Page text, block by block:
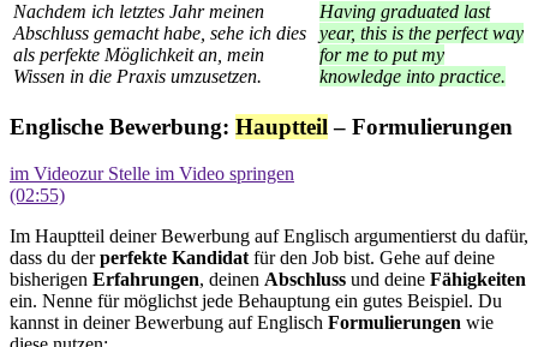
Nachdem ich letztes Jahr meinen
Abschluss gemacht habe, sehe ich dies
als perfekte Möglichkeit an, mein
Wissen in die Praxis umzusetzen.
Having graduated last
year, this is the perfect way
for me to put my
knowledge into practice.
Englische Bewerbung: Hauptteil – Formulierungen
im Videozur Stelle im Video springen
(02:55)
Im Hauptteil deiner Bewerbung auf Englisch argumentierst du dafür,
dass du derperfekte Kandidat für den Job bist. Gehe auf deine
bisherigen Erfahrungen, deinen Abschluss und deine Fähigkeiten
ein. Nenne für möglichst jede Behauptung ein gutes Beispiel. Du
kannst in deiner Bewerbung auf Englisch Formulierungen wie